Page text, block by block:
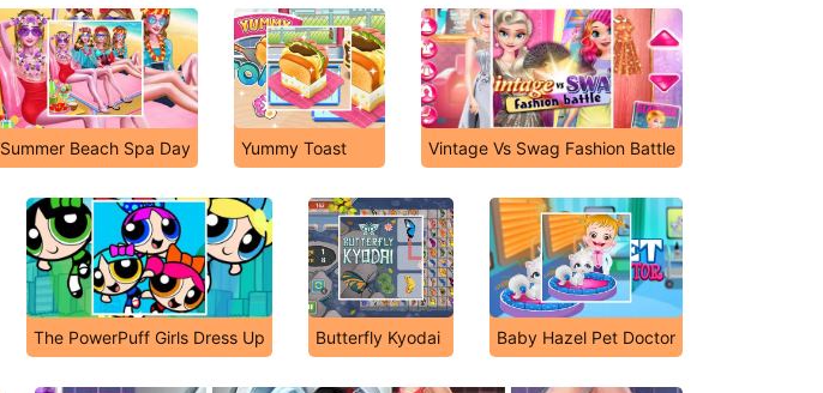
Summer Beach Spa Day Yummy Toast Vintage Vs Swag Fashion Battle
The PowerPuff Girls Dress Up Butterfly Kyodai Baby Hazel Pet Doctor